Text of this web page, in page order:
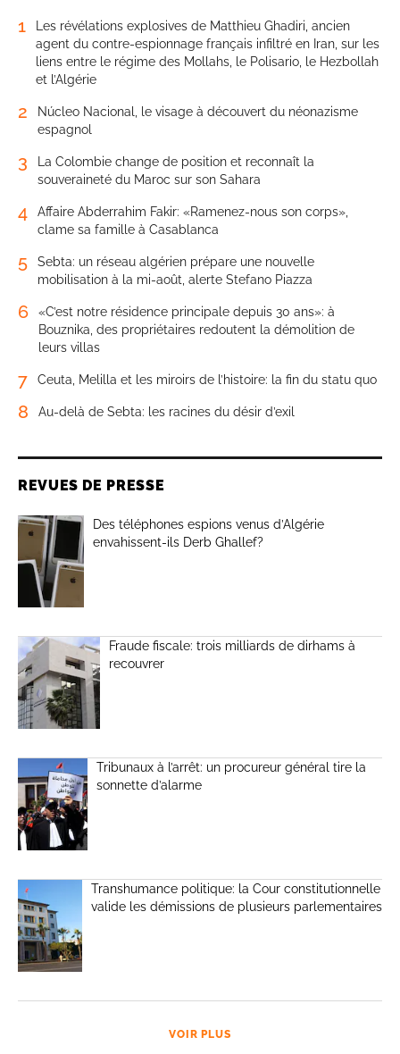
1
Les révélations explosives de Matthieu Ghadiri, ancien
agent du contre-espionnage français infiltré en Iran, sur les
liens entre le régime des Mollahs, le Polisario, le Hezbollah
et l’Algérie
2
Núcleo Nacional, le visage à découvert du néonazisme
espagnol
3
La Colombie change de position et reconnaît la
souveraineté du Maroc sur son Sahara
4
Affaire Abderrahim Fakir: «Ramenez-nous son corps»,
clame sa famille à Casablanca
5
Sebta: un réseau algérien prépare une nouvelle
mobilisation à la mi-août, alerte Stefano Piazza
6
«C’est notre résidence principale depuis 30 ans»: à
Bouznika, des propriétaires redoutent la démolition de
leurs villas
7 Ceuta, Melilla et les miroirs de l’histoire: la fin du statu quo
8 Au-delà de Sebta: les racines du désir d’exil
REVUES DE PRESSE
Des téléphones espions venus d’Algérie
envahissent-ils Derb Ghallef?
Fraude fiscale: trois milliards de dirhams à
recouvrer
Tribunaux à l’arrêt: un procureur général tire la
sonnette d’alarme
Transhumance politique: la Cour constitutionnelle
valide les démissions de plusieurs parlementaires
VOIR PLUS